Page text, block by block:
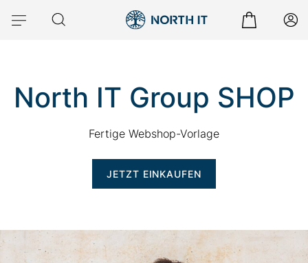
North IT Group SHOP
Fertige Webshop-Vorlage
JETZT EINKAUFEN